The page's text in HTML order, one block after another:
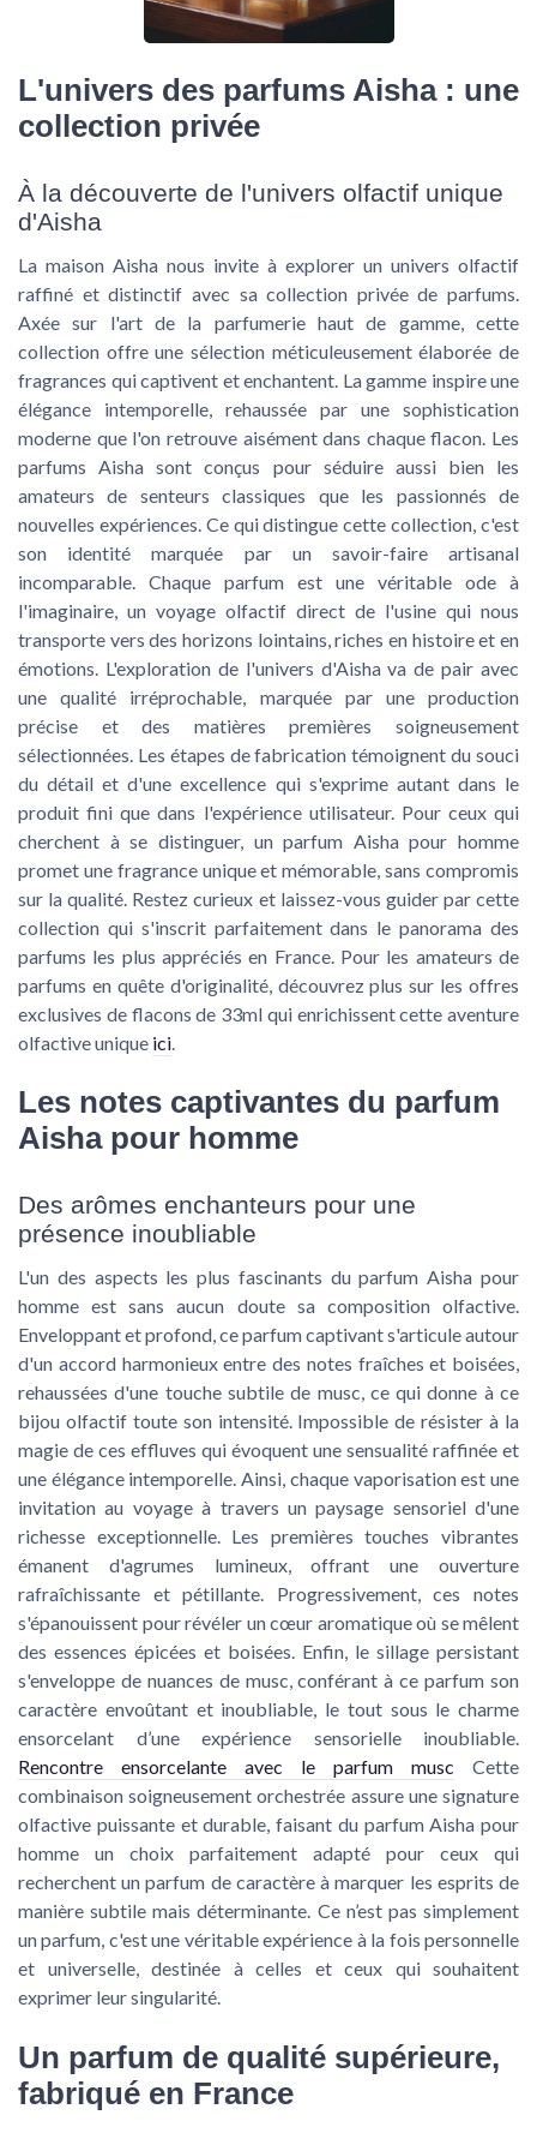
L'univers des parfums Aisha : une
collection privée
À la découverte de l'univers olfactif unique
d'Aisha
La maison Aisha nous invite à explorer un univers olfactif
raffiné et distinctif avec sa collection privée de parfums.
Axée sur l'art de la parfumerie haut de gamme, cette
collection offre une sélection méticuleusement élaborée de
fragrances qui captivent et enchantent. La gamme inspire une
élégance intemporelle, rehaussée par une sophistication
moderne que l'on retrouve aisément dans chaque flacon. Les
parfums Aisha sont conçus pour séduire aussi bien les
amateurs de senteurs classiques que les passionnés de
nouvelles expériences. Ce qui distingue cette collection, c'est
son identité marquée par un savoir-faire artisanal
incomparable. Chaque parfum est une véritable ode à
l'imaginaire, un voyage olfactif direct de l'usine qui nous
transporte vers des horizons lointains, riches en histoire et en
émotions. L'exploration de l'univers d'Aisha va de pair avec
une qualité irréprochable, marquée par une production
précise et des matières premières soigneusement
sélectionnées. Les étapes de fabrication témoignent du souci
du détail et d'une excellence qui s'exprime autant dans le
produit fini que dans l'expérience utilisateur. Pour ceux qui
cherchent à se distinguer, un parfum Aisha pour homme
promet une fragrance unique et mémorable, sans compromis
sur la qualité. Restez curieux et laissez-vous guider par cette
collection qui s'inscrit parfaitement dans le panorama des
parfums les plus appréciés en France. Pour les amateurs de
parfums en quête d'originalité, découvrez plus sur les offres
exclusives de flacons de 33ml qui enrichissent cette aventure
olfactive unique ici.
Les notes captivantes du parfum
Aisha pour homme
Des arômes enchanteurs pour une
présence inoubliable
L'un des aspects les plus fascinants du parfum Aisha pour
homme est sans aucun doute sa composition olfactive.
Enveloppant et profond, ce parfum captivant s'articule autour
d'un accord harmonieux entre des notes fraîches et boisées,
rehaussées d'une touche subtile de musc, ce qui donne à ce
bijou olfactif toute son intensité. Impossible de résister à la
magie de ces effluves qui évoquent une sensualité raffinée et
une élégance intemporelle. Ainsi, chaque vaporisation est une
invitation au voyage à travers un paysage sensoriel d'une
richesse exceptionnelle. Les premières touches vibrantes
émanent d'agrumes lumineux, offrant une ouverture
rafraîchissante et pétillante. Progressivement, ces notes
s'épanouissent pour révéler un cœur aromatique où se mêlent
des essences épicées et boisées. Enfin, le sillage persistant
s'enveloppe de nuances de musc, conférant à ce parfum son
caractère envoûtant et inoubliable, le tout sous le charme
ensorcelant d’une expérience sensorielle inoubliable.
Rencontre ensorcelante avec le parfum musc Cette
combinaison soigneusement orchestrée assure une signature
olfactive puissante et durable, faisant du parfum Aisha pour
homme un choix parfaitement adapté pour ceux qui
recherchent un parfum de caractère à marquer les esprits de
manière subtile mais déterminante. Ce n’est pas simplement
un parfum, c'est une véritable expérience à la fois personnelle
et universelle, destinée à celles et ceux qui souhaitent
exprimer leur singularité.
Un parfum de qualité supérieure,
fabriqué en France